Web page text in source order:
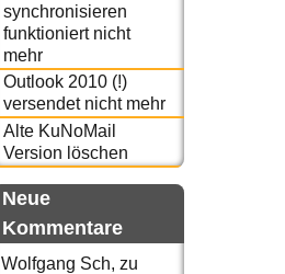
synchronisieren
funktioniert nicht
mehr
Outlook 2010 (!)
versendet nicht mehr
Alte KuNoMail
Version löschen
Neue
Kommentare
Wolfgang Sch, zu